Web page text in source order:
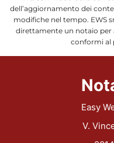
dell’aggiornamento dei
modifiche nel tempo. EWS
direttamente un notaio per
conformi al
Easy
V.